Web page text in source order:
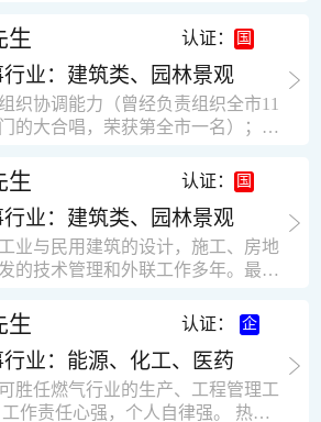
庄火力发电厂项目经理，该项目有
配式工业厂房，焦作市林果住宅小
经理，该项目有住宅楼9栋6层砖混
总建筑面积36000平方米。2004年
专业监理工程师，广东重工监理有
任专业监理工程师，监督的工程
东东莞市花润雪花啤酒厂二期扩建
该工程有钢结构工业厂房2栋，每
平方米。东莞市新世纪花苑，该工
栋17层。2栋总面积32000平方米，
构。南奥园金州商业步行街等工
年的工作经验积累，使自己能适应
业的多种工作岗位。
充经验，并具备教育训练能力；
夏律师事务所和辽宁鑫诺律师事务
。王律师在数十年的执业经历中，
美国、英国、香港、北京、深圳等
师共同办理法律事务。 对民商事的
非诉讼的合同纠纷、劳动纠纷、债
案件、仲裁案件都颇有造诣。尤其
理涉及公司管理、企业改制，资产
组等法律业务。王律师有多篇学术
省部级会议和刊物上发表。数十年
经历中，王律师经办了数百起诉讼
讼案件，取得了较好的经济效益和
贯的工作作风；法律第一和当事人
益第一，忠诚和敬业是王福营律师
的追求。
生 认证：
行业：建筑类、园林景观
织协调能力（曾经负责组织全市11
的大合唱，荣获第全市一名）；知
）；实际工作能力强，且经验丰
生 认证：
行业：建筑类、园林景观
业与民用建筑的设计，施工、房地
的技术管理和外联工作多年。最大
层。基础理论和专业技术知识功底
能熟练从事复杂技术工程的设计与
作，有丰富的大中型工程项目的施
经验。知识广博，设计、施工、予
资产评估等都有较深造诣。曾独立
生 认证：
行业：能源、化工、医药
胜任燃气行业的生产、工程管理工
作责任心强，个人自律强。 热爱